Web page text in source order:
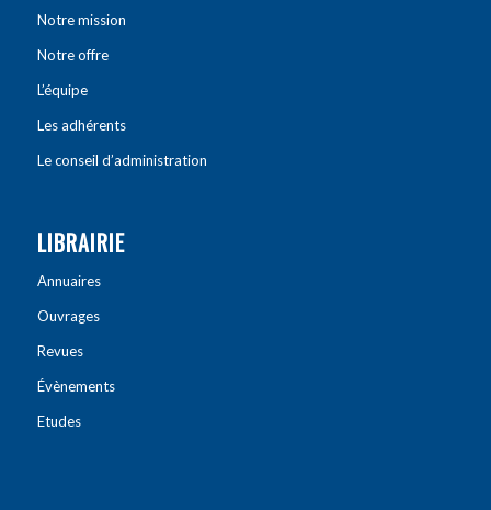
Notre mission
Notre offre
L’équipe
Les adhérents
Le conseil d’administration
LIBRAIRIE
Annuaires
Ouvrages
Revues
Évènements
Etudes